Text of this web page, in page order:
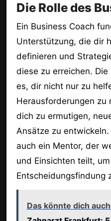
Die Rolle des
Ein Business Coach
Unterstützung, die dir
definieren und
diese zu erreichen.
es, dir nicht nur zu
Herausforderungen zu
dich zu ermutigen,
Ansätze zu
auch ein Mentor, der
und Einsichten teilt,
Entscheidungsfindung
Das könnte dich